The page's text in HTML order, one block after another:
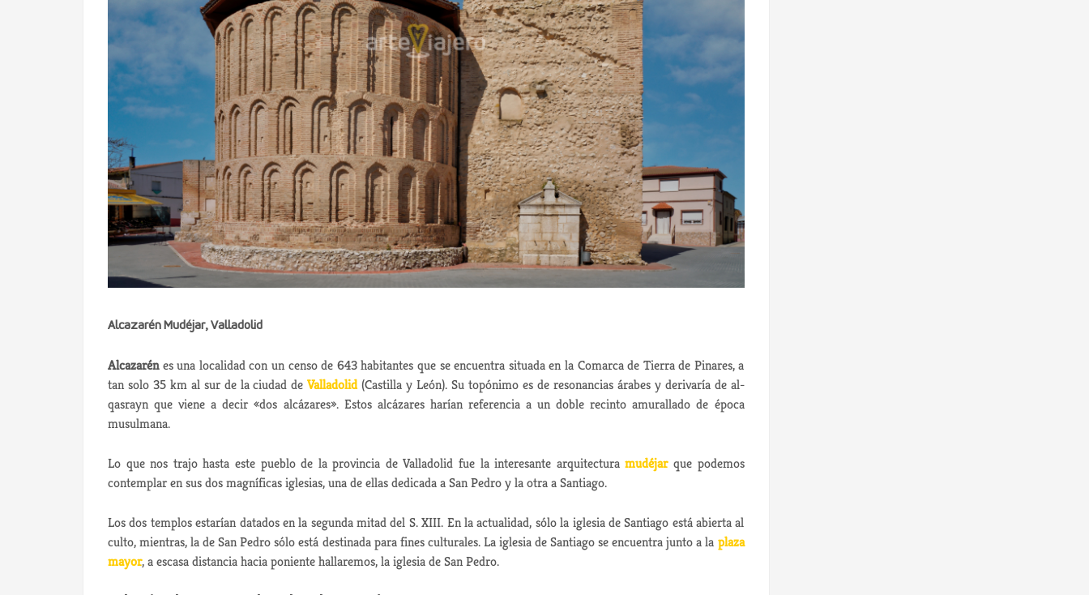
Alcazarén Mudéjar, Valladolid
Alcazarénes una localidad con un censo de 643 habitantes que se encuentra situada en la Comarca de Tierra de Pinares, a
tan solo 35 km al sur de la ciudad deValladolid (Castilla y León). Su topónimo es de resonancias árabes y derivaría de al-
qasrayn que viene a decir «dos alcázares». Estos alcázares harían referencia a un doble recinto amurallado de época
musulmana.
Lo que nos trajo hasta este pueblo de la provincia de Valladolid fue la interesante arquitecturamudéjarque podemos
contemplar en sus dos magníficas iglesias, una de ellas dedicada a San Pedro y la otra a Santiago.
Los dos templos estarían datados en la segunda mitad del S. XIII. En la actualidad, sólo la iglesia de Santiago está abierta al
culto, mientras, la de San Pedro sólo está destinada para fines culturales. La iglesia de Santiago se encuentra junto a la plaza
mayor, a escasa distancia hacia poniente hallaremos, la iglesia de San Pedro.